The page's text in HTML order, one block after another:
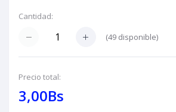
Cantidad:
(49 disponible)
Precio total:
3,00Bs